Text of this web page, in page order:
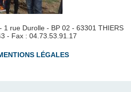
1 rue Durolle - BP 02 - 63301 THIERS
- Fax : 04.73.53.91.17
LÉGALES